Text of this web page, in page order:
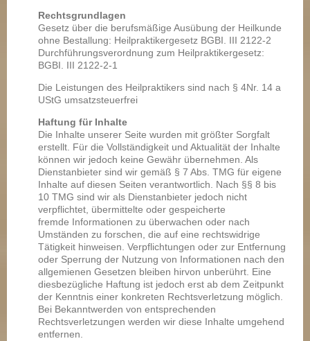
Rechtsgrundlagen
Gesetz über die berufsmäßige Ausübung der Heilkunde
ohne Bestallung: Heilpraktikergesetz BGBI. III 2122-2
Durchführungsverordnung zum Heilpraktikergesetz:
BGBI. III 2122-2-1
Die Leistungen des Heilpraktikers sind nach § 4Nr. 14 a
UStG umsatzsteuerfrei
Haftung für Inhalte
Die Inhalte unserer Seite wurden mit größter Sorgfalt
erstellt. Für die Vollständigkeit und Aktualität der Inhalte
können wir jedoch keine Gewähr übernehmen. Als
Dienstanbieter sind wir gemäß § 7 Abs. TMG für eigene
Inhalte auf diesen Seiten verantwortlich. Nach §§ 8 bis
10 TMG sind wir als Dienstanbieter jedoch nicht
verpflichtet, übermittelte oder gespeicherte
fremde Informationen zu überwachen oder nach
Umständen zu forschen, die auf eine rechtswidrige
Tätigkeit hinweisen. Verpflichtungen oder zur Entfernung
oder Sperrung der Nutzung von Informationen nach den
allgemienen Gesetzen bleiben hirvon unberührt. Eine
diesbezügliche Haftung ist jedoch erst ab dem Zeitpunkt
der Kenntnis einer konkreten Rechtsverletzung möglich.
Bei Bekanntwerden von entsprechenden
Rechtsverletzungen werden wir diese Inhalte umgehend
entfernen.